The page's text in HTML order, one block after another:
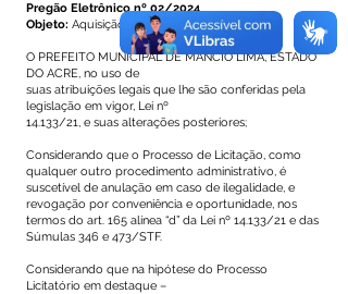
Pregão Eletrônico nº 02/2024
Objeto: Aquisição de caminhonete
O PREFEITO MUNICIPAL DE MÂNCIO LIMA, ESTADO
DO ACRE, no uso de
suas atribuições legais que lhe são conferidas pela
legislação em vigor, Lei nº
14.133/21, e suas alterações posteriores;
Considerando que o Processo de Licitação, como
qualquer outro procedimento administrativo, é
suscetível de anulação em caso de ilegalidade, e
revogação por conveniência e oportunidade, nos
termos do art. 165 alínea “d” da Lei nº 14.133/21 e das
Súmulas 346 e 473/STF.
Considerando que na hipótese do Processo
Licitatório em destaque –